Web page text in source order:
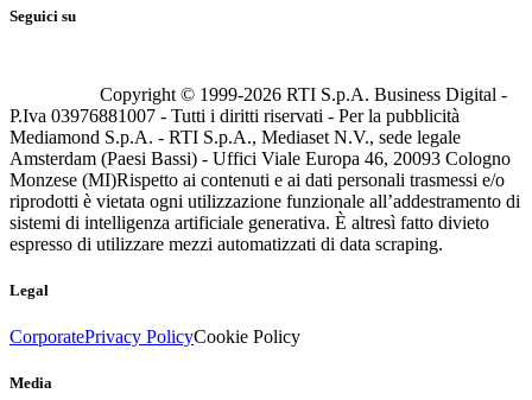
Seguici su
Copyright © 1999-2026 RTI S.p.A. Business Digital -
P.Iva 03976881007 - Tutti i diritti riservati - Per la pubblicità
Mediamond S.p.A. - RTI S.p.A., Mediaset N.V., sede legale
Amsterdam (Paesi Bassi) - Uffici Viale Europa 46, 20093 Cologno
Monzese (MI)Rispetto ai contenuti e ai dati personali trasmessi e/o
riprodotti è vietata ogni utilizzazione funzionale all’addestramento di
sistemi di intelligenza artificiale generativa. È altresì fatto divieto
espresso di utilizzare mezzi automatizzati di data scraping.
Legal
CorporatePrivacy PolicyCookie Policy
Media